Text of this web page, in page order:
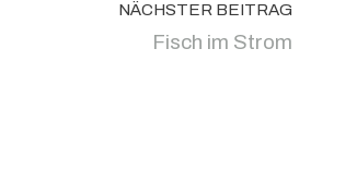
NÄCHSTER BEITRAG
Fisch im Strom